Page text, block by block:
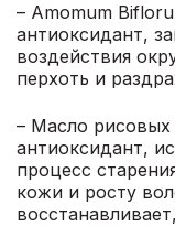
– Amomum
антиоксидант,
воздействия
перхоть и
– Масло
антиоксидант,
процесс
кожи и росту